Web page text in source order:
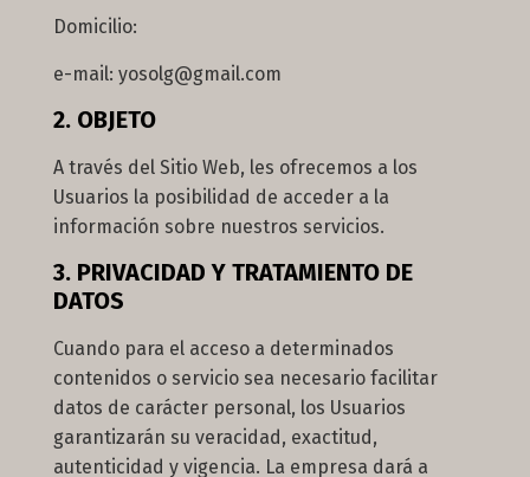
Domicilio:
e-mail: yosolg@gmail.com
2. OBJETO
A través del Sitio Web, les ofrecemos a los
Usuarios la posibilidad de acceder a la
información sobre nuestros servicios.
3. PRIVACIDAD Y TRATAMIENTO DE
DATOS
Cuando para el acceso a determinados
contenidos o servicio sea necesario facilitar
datos de carácter personal, los Usuarios
garantizarán su veracidad, exactitud,
autenticidad y vigencia. La empresa dará a